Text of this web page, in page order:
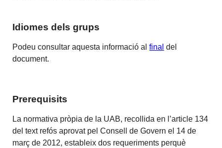
Idiomes dels grups
Podeu consultar aquesta informació alfinal del
document.
Prerequisits
La normativa pròpia de la UAB, recollida en l’article 134
del text refós aprovat pel Consell de Govern el 14 de
març de 2012, estableix dos requeriments perquè